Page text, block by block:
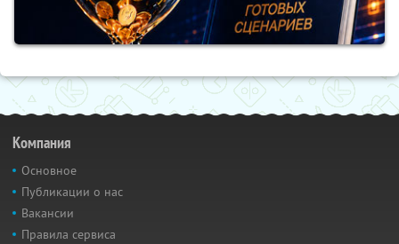
Компания
Основное
Публикации о нас
Вакансии
Правила сервиса